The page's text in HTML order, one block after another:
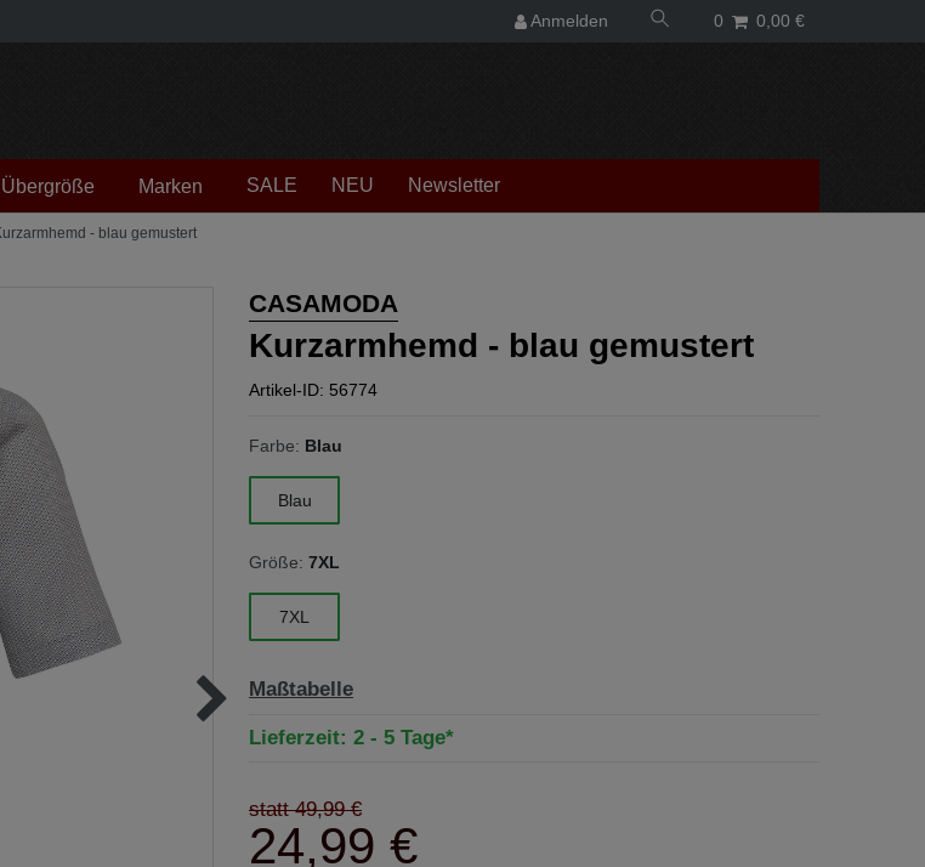
Anmelden 0 0,00 €
Marken SALE NEU Newsletter
- blau gemustert
CASAMODA
Kurzarmhemd - blau gemustert
Artikel-ID: 56774
Farbe: Blau
Blau
Größe: 7XL
7XL
Maßtabelle
Lieferzeit: 2 - 5 Tage*
statt 49,99 €
24,99 €